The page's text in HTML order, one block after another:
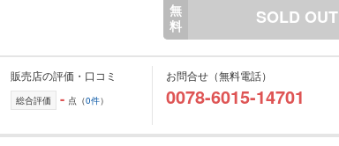
無
料
SOLD OUT
販売店の評価・口コミ
総合評価 - 点（0件）
お問合せ（無料電話）
0078-6015-14701